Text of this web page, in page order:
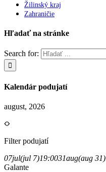
Žilinský kraj
Zahraničie
Hľadať na stránke
Search for:
Kalendár podujatí
august, 2026
Filter podujatí
07jul(jul 7)19:0031aug(aug 31)
Galante